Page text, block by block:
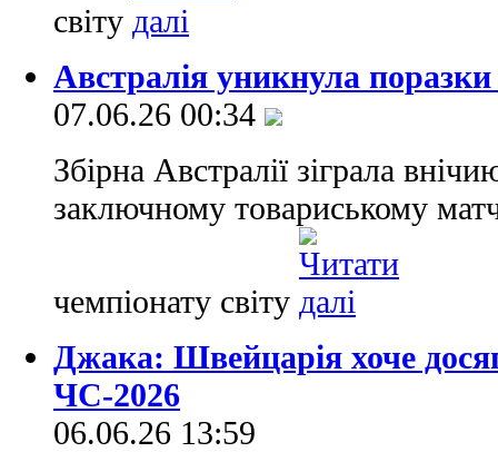
світу
Австралія уникнула
07.06.26 00:34
Збірна Австралії зіграла
заключному товариському
чемпіонату світу
Джака: Швейцарія хоче
ЧС-2026
06.06.26 13:59